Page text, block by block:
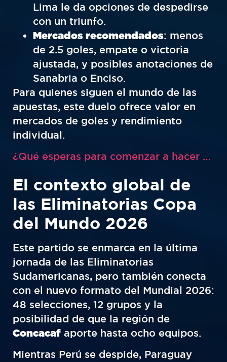
Lima le da opciones de despedirse
con un triunfo.
Mercados recomendados: menos
de 2.5 goles, empate o victoria
ajustada, y posibles anotaciones de
Sanabria o Enciso.
Para quienes siguen el mundo de las
apuestas, este duelo ofrece valor en
mercados de goles y rendimiento
individual.
¿Qué esperas para comenzar a hacer tus apuestas de fútbol en Aciértala Perú?
El contexto global de
las Eliminatorias Copa
del Mundo 2026
Este partido se enmarca en la última
jornada de las Eliminatorias
Sudamericanas, pero también conecta
con el nuevo formato del Mundial 2026:
48 selecciones, 12 grupos y la
posibilidad de que la región de
Concacaf aporte hasta ocho equipos.
Mientras Perú se despide, Paraguay